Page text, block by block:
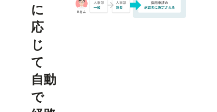
に
応
じ
て
自動
で